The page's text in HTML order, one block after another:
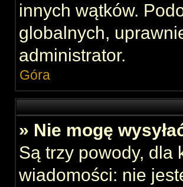
innych wątków.
globalnych,
administrator.
Góra
» Nie mogę
Są trzy powody, dla
wiadomości: nie